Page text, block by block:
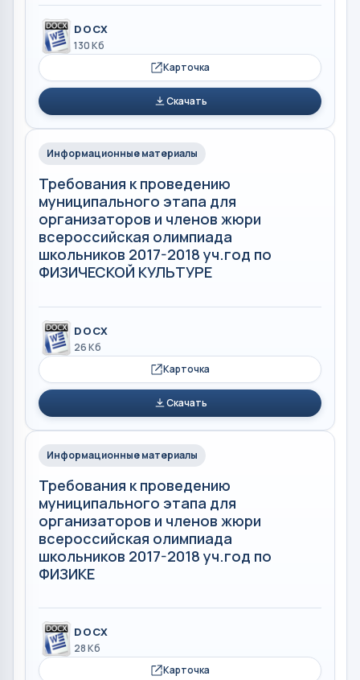
DOCX
130 Кб
Карточка
Скачать
Информационные материалы
Требования к проведению
муниципального этапа для
организаторов и членов жюри
всероссийская олимпиада
школьников 2017-2018 уч.год по
ФИЗИЧЕСКОЙ КУЛЬТУРЕ
DOCX
26 Кб
Карточка
Скачать
Информационные материалы
Требования к проведению
муниципального этапа для
организаторов и членов жюри
всероссийская олимпиада
школьников 2017-2018 уч.год по
ФИЗИКЕ
DOCX
28 Кб
Карточка